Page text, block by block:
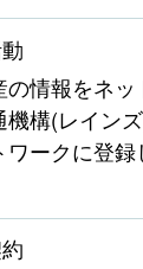
情報をネ
機構(レイン
ークに登